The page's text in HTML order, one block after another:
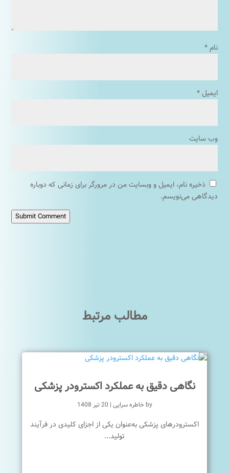
نام*
ایمیل*
وب‌ سایت
ذخیره نام، ایمیل و وبسایت من در مرورگر برای زمانی که دوباره
دیدگاهی می‌نویسم.
Submit Comment
مطالب مرتبط
نگاهی دقیق به عملکرد اکسترودر پزشکی
byخاطره سرایی | 20 تیر 1408
اکسترودرهای پزشکی به‌عنوان یکی از اجزای کلیدی در فرآیند
تولید...